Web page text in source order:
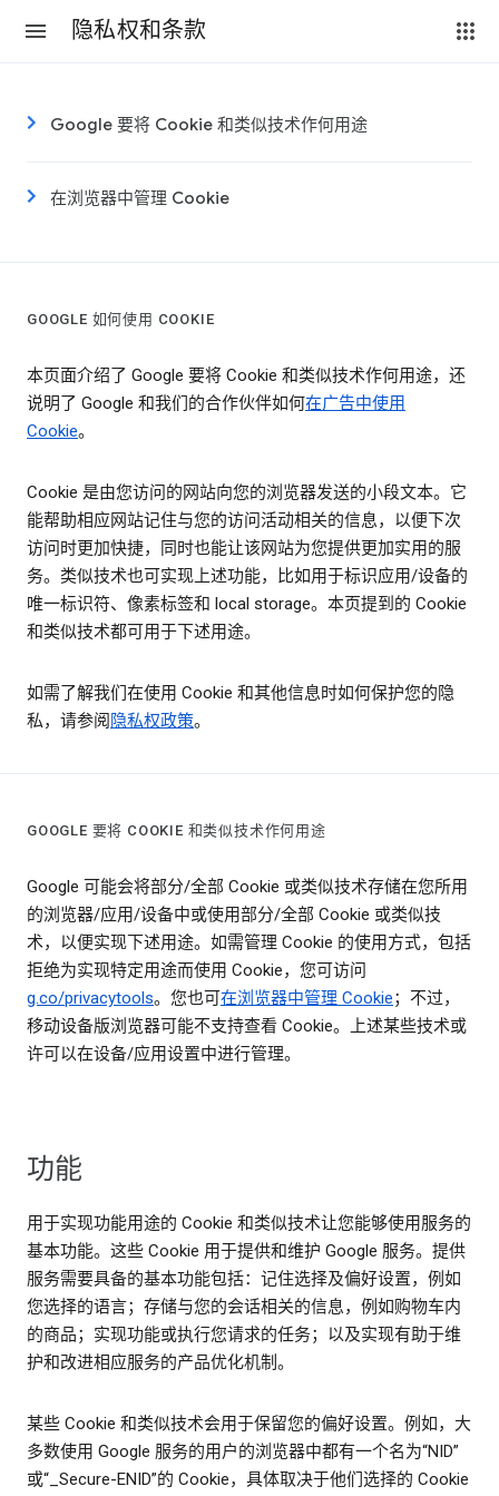
隐私权和条款
Google 要将 Cookie 和类似技术作何用途
在浏览器中管理 Cookie
GOOGLE 如何使用 COOKIE
本页面介绍了 Google 要将 Cookie 和类似技术作何用途，还
说明了 Google 和我们的合作伙伴如何在广告中使用
Cookie。
Cookie 是由您访问的网站向您的浏览器发送的小段文本。它
能帮助相应网站记住与您的访问活动相关的信息，以便下次
访问时更加快捷，同时也能让该网站为您提供更加实用的服
务。类似技术也可实现上述功能，比如用于标识应用/设备的
唯一标识符、像素标签和 local storage。本页提到的 Cookie
和类似技术都可用于下述用途。
如需了解我们在使用 Cookie 和其他信息时如何保护您的隐
私，请参阅 隐私权政策。
GOOGLE 要将 COOKIE 和类似技术作何用途
Google 可能会将部分/全部 Cookie 或类似技术存储在您所用
的浏览器/应用/设备中或使用部分/全部 Cookie 或类似技
术，以便实现下述用途。如需管理 Cookie 的使用方式，包括
拒绝为实现特定用途而使用 Cookie，您可访问
g.co/privacytools。您也可在浏览器中管理 Cookie；不过，
移动设备版浏览器可能不支持查看 Cookie。上述某些技术或
许可以在设备/应用设置中进行管理。
功能
用于实现功能用途的 Cookie 和类似技术让您能够使用服务的
基本功能。这些 Cookie 用于提供和维护 Google 服务。提供
服务需要具备的基本功能包括：记住选择及偏好设置，例如
您选择的语言；存储与您的会话相关的信息，例如购物车内
的商品；实现功能或执行您请求的任务；以及实现有助于维
护和改进相应服务的产品优化机制。
某些 Cookie 和类似技术会用于保留您的偏好设置。例如，大
多数使用 Google 服务的用户的浏览器中都有一个名为“NID”
或“_Secure-ENID”的 Cookie，具体取决于他们选择的 Cookie